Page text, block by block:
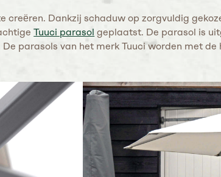
Dankzij schaduw op zorgvuldig
Tuuci parasol geplaatst. De parasol is
parasols van het merk Tuuci worden met